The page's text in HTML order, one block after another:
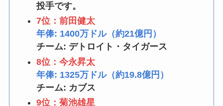
投手です。
7位：前田健太
年俸: 1400万ドル（約21億円）
チーム: デトロイト・タイガース
8位：今永昇太
年俸: 1325万ドル（約19.8億円）
チーム: カブス
9位：菊池雄星